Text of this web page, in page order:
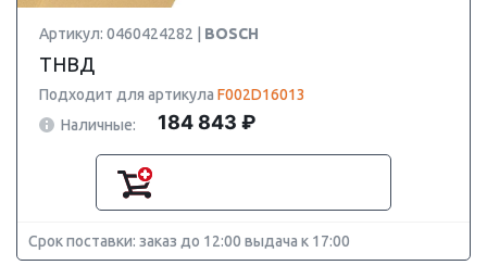
Артикул: 0460424282 | BOSCH
ТНВД
Подходит для артикула F002D16013
Наличные:
184 843 ₽
Срок поставки: заказ до 12:00 выдача к 17:00